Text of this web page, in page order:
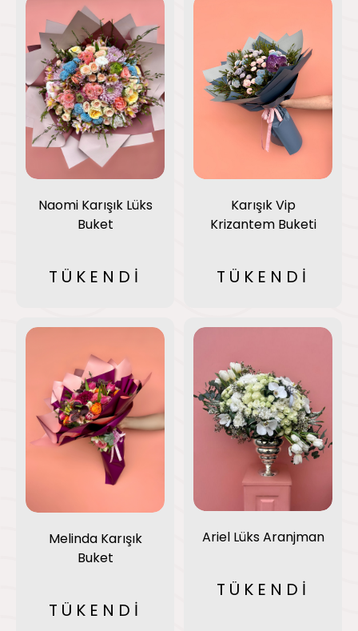
Naomi Karışık Lüks
Buket
TÜKENDİ
Karışık Vip
Krizantem Buketi
TÜKENDİ
Melinda Karışık
Buket
TÜKENDİ
Ariel Lüks Aranjman
TÜKENDİ